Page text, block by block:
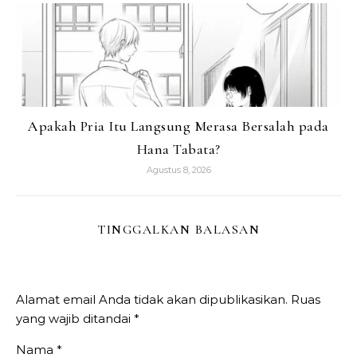
Apakah Pria Itu Langsung Merasa Bersalah pada
Hana Tabata?
Agustus 8, 2026
TINGGALKAN BALASAN
Alamat email Anda tidak akan dipublikasikan. Ruas
yang wajib ditandai *
Nama *